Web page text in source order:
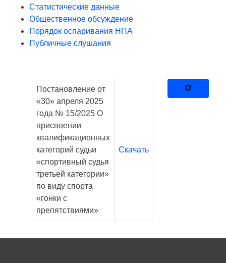
Статистические данные
Общественное обсуждение
Порядок оспаривания НПА
Публичные слушания
Постановление от
«30» апреля 2025
года № 15/2025 О
присвоении
квалификационных
категорий судьи
«спортивный судья
третьей категории»
по виду спорта
«гонки с
препятствиями»
Скачать